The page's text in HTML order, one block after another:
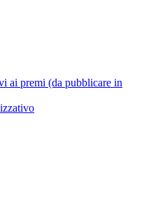
ai premi (da pubblicare in